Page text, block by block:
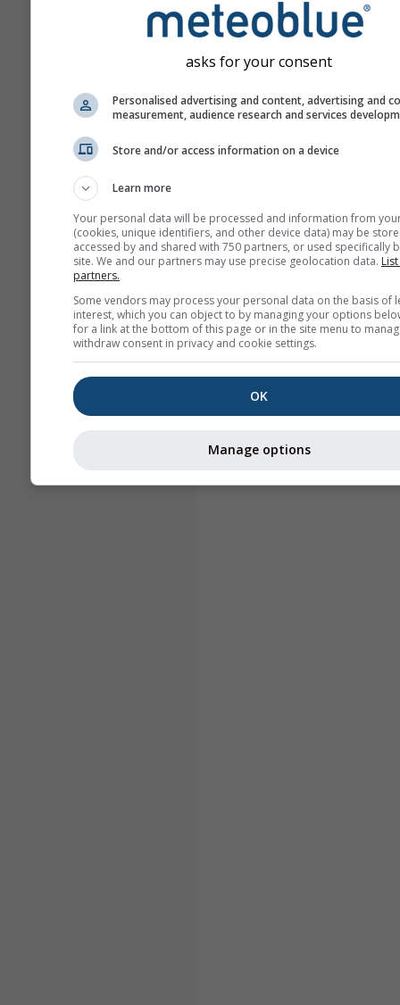
asks for your consent
Personalised advertising and content, advertising and
measurement, audience research and services
Store and/or access information on a device
Learn more
Your personal data will be processed and information from
(cookies, unique identifiers, and other device data) may be
accessed by and shared with 750 partners, or used specifically
site. We and our partners may use precise geolocation data.
partners.
Some vendors may process your personal data on the basis of
interest, which you can object to by managing your options
for a link at the bottom of this page or in the site menu to
withdraw consent in privacy and cookie settings.
OK
Manage options